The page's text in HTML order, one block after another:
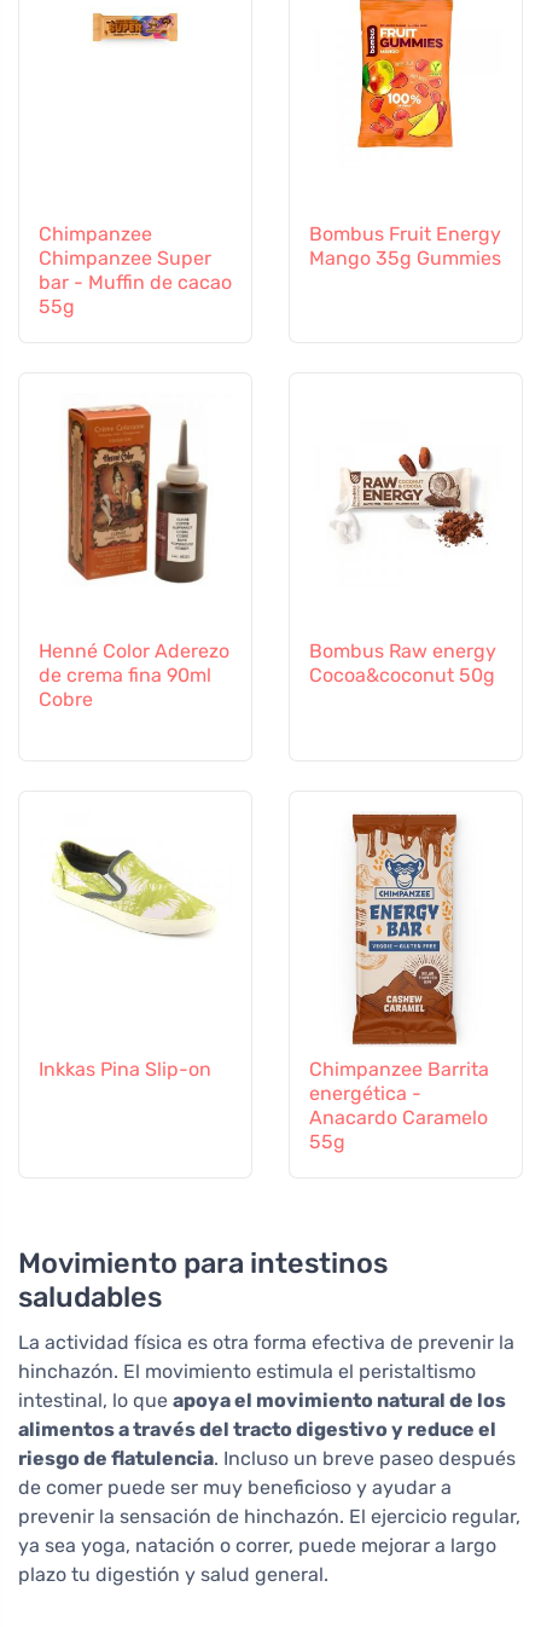
Chimpanzee
Chimpanzee Super
bar - Muffin de cacao
55g
Bombus Fruit Energy
Mango 35g Gummies
Henné Color Aderezo
de crema fina 90ml
Cobre
Bombus Raw energy
Cocoa&coconut 50g
Inkkas Pina Slip-on
Chimpanzee Barrita
energética -
Anacardo Caramelo
55g
Movimiento para intestinos
saludables
La actividad física es otra forma efectiva de prevenir la
hinchazón. El movimiento estimula el peristaltismo
intestinal, lo que apoya el movimiento natural de los
alimentos a través del tracto digestivo y reduce el
riesgo de flatulencia. Incluso un breve paseo después
de comer puede ser muy beneficioso y ayudar a
prevenir la sensación de hinchazón. El ejercicio regular,
ya sea yoga, natación o correr, puede mejorar a largo
plazo tu digestión y salud general.